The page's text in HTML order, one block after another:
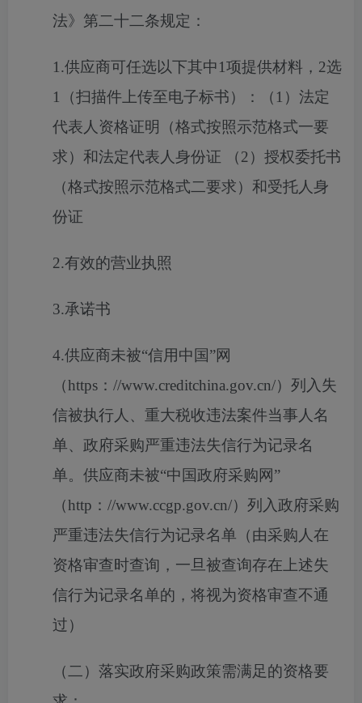
法》第二十二条规定：
1.供应商可任选以下其中1项提供材料，2选
1（扫描件上传至电子标书）：（1）法定
代表人资格证明（格式按照示范格式一要
求）和法定代表人身份证 （2）授权委托书
（格式按照示范格式二要求）和受托人身
份证
2.有效的营业执照
3.承诺书
4.供应商未被“信用中国”网
（https：//www.creditchina.gov.cn/）列入失
信被执行人、重大税收违法案件当事人名
单、政府采购严重违法失信行为记录名
单。供应商未被“中国政府采购网”
（http：//www.ccgp.gov.cn/）列入政府采购
严重违法失信行为记录名单（由采购人在
资格审查时查询，一旦被查询存在上述失
信行为记录名单的，将视为资格审查不通
过）
（二）落实政府采购政策需满足的资格要